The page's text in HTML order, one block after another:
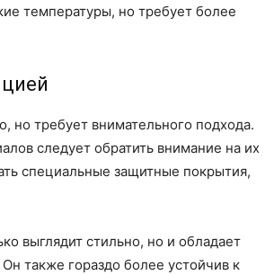
температуры, но требует более
требует внимательного подхода.
следует обратить внимание на их
специальные защитные покрытия,
выглядит стильно, но и обладает
также гораздо более устойчив к